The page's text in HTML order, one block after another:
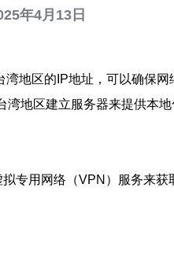
年4月13日
地区的IP地址，可以确保
地区建立服务器来提供本
专用网络（VPN）服务来获